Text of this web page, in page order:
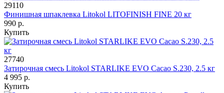
29110
Финишная шпаклевка Litokol LITOFINISH FINE 20 кг
990 р.
Купить
27740
Затирочная смесь Litokol STARLIKE EVO Cacao S.230, 2.5 кг
4 995 р.
Купить